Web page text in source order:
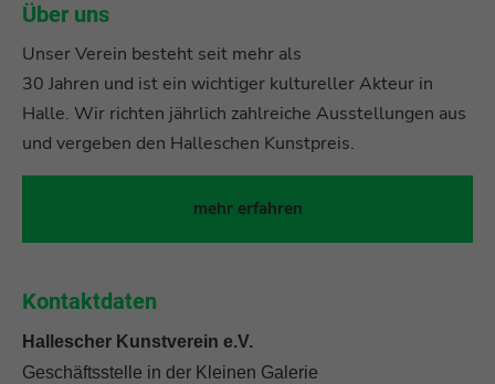
Über uns
Unser Verein besteht seit mehr als
30 Jahren und ist ein wichtiger kultureller Akteur in
Halle. Wir richten jährlich zahlreiche Ausstellungen aus
und vergeben den Halleschen Kunstpreis.
mehr erfahren
Kontaktdaten
Hallescher Kunstverein e.V.
Geschäftsstelle in der Kleinen Galerie